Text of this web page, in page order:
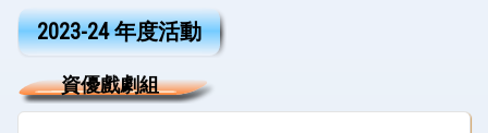
2023-24 年度活動
資優戲劇組